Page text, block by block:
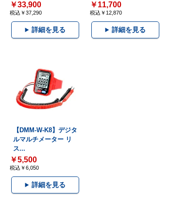
￥33,900
税込￥37,290
詳細を見る
￥11,700
税込￥12,870
詳細を見る
【DMM-W-K8】デジタ
ルマルチメーター リ
ス...
￥5,500
税込￥6,050
詳細を見る